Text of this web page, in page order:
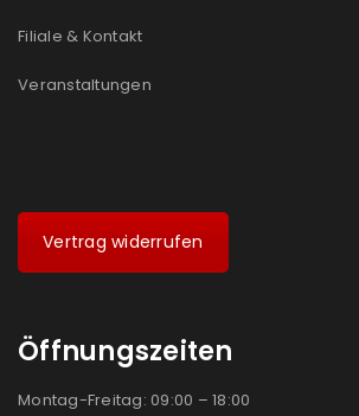
Filiale & Kontakt
Veranstaltungen
Vertrag widerrufen
Öffnungszeiten
Montag-Freitag: 09:00 – 18:00